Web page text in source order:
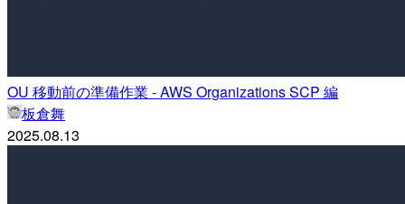
OU 移動前の準備作業 - AWS Organizations SCP 編
板倉舞
2025.08.13